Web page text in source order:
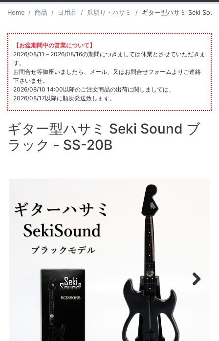
Home 商品 日用品 爪切り・ハサミ ギター型ハサミ Seki
【お盆期間中の営業について】
2026/08/11～2026/08/16の期間につきましては休業とさせていただきま
す。
お問合せ等御座いましたら、メール、又はお問合せフォームよりご連絡
下さいませ。
2026/08/10 14:00以降のご注文商品の出荷に関しましては、
2026/08/17以降に順次発送致します。
ギター型ハサミ Seki Sound ブ
ラック - SS-20B